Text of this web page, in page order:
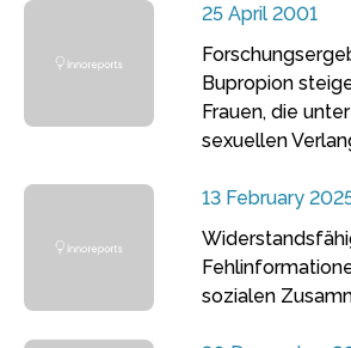
25 April 2001
Bupropion
Frauen, die
sexuellen
13 February
sozialen